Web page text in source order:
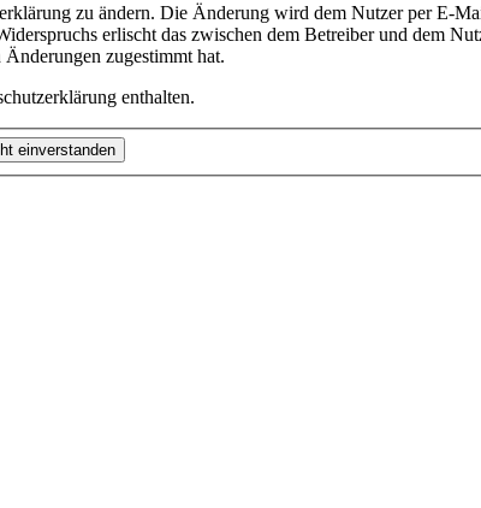
zu ändern. Die Änderung wird dem Nutzer per E-
erlischt das zwischen dem Betreiber und dem
zugestimmt hat.
enthalten.